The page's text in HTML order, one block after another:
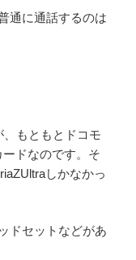
通に通話するのは
もともとドコモ
ドなのです。そ
しかなかっ
ドセットなどがあ